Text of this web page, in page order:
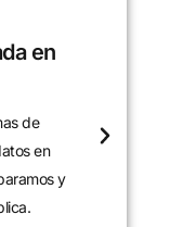
y
sus
y